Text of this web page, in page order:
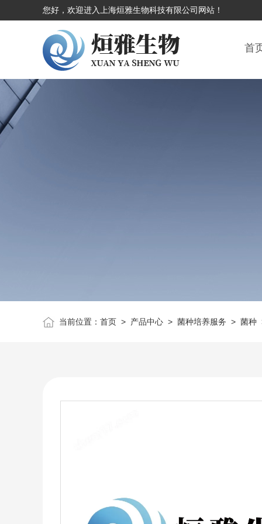
您好，欢迎进入上海烜雅生物科技有限公司网站！
首
当前位置： 首页> 产品中心> 菌种培养服务 > 菌种